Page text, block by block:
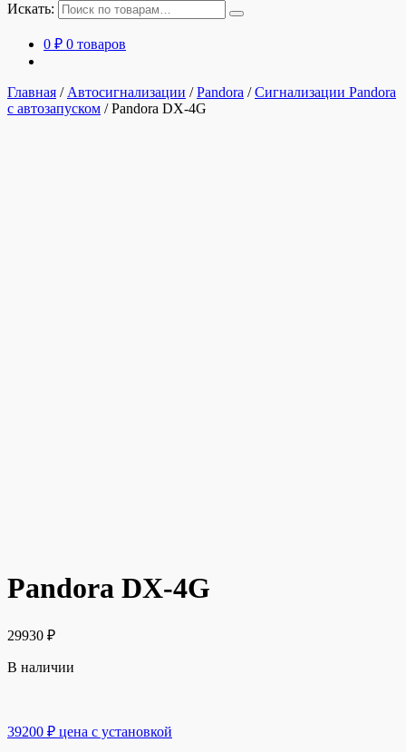
Искать:
0 ₽ 0 товаров
Главная / Автосигнализации /Pandora /Сигнализации Pandora
с автозапуском /Pandora DX-4G
Pandora DX-4G
29930 ₽
В наличии
39200 ₽ цена с установкой